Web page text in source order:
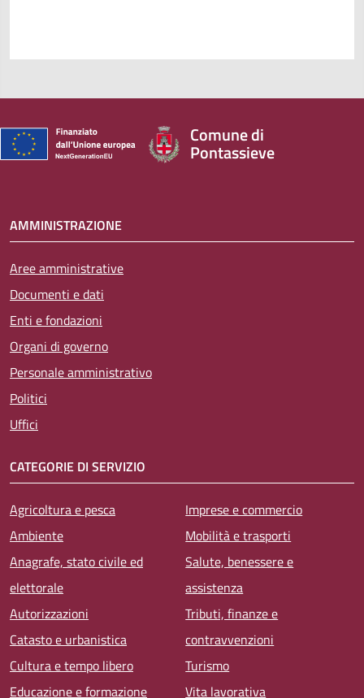
Comune di
Pontassieve
AMMINISTRAZIONE
Aree amministrative
Documenti e dati
Enti e fondazioni
Organi di governo
Personale amministrativo
Politici
Uffici
CATEGORIE DI SERVIZIO
Agricoltura e pesca
Ambiente
Anagrafe, stato civile ed
elettorale
Autorizzazioni
Catasto e urbanistica
Cultura e tempo libero
Educazione e formazione
Imprese e commercio
Mobilità e trasporti
Salute, benessere e
assistenza
Tributi, finanze e
contravvenzioni
Turismo
Vita lavorativa